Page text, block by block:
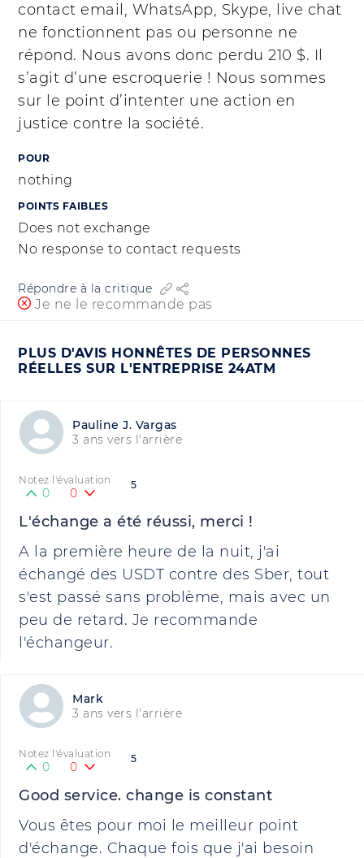
contact email, WhatsApp, Skype, live chat
ne fonctionnent pas ou personne ne
répond. Nous avons donc perdu 210 $. Il
s’agit d’une escroquerie ! Nous sommes
sur le point d’intenter une action en
justice contre la société.
POUR
nothing
POINTS FAIBLES
Does not exchange
No response to contact requests
Répondre à la critique
Je ne le recommande pas
PLUS D'AVIS HONNÊTES DE PERSONNES
RÉELLES SUR L'ENTREPRISE 24ATM
Pauline J. Vargas
3 ans vers l'arrière
5
Notez l'évaluation
0 0
L'échange a été réussi, merci !
A la première heure de la nuit, j'ai
échangé des USDT contre des Sber, tout
s'est passé sans problème, mais avec un
peu de retard. Je recommande
l'échangeur.
Mark
3 ans vers l'arrière
5
Notez l'évaluation
0 0
Good service. change is constant
Vous êtes pour moi le meilleur point
d'échange. Chaque fois que j'ai besoin